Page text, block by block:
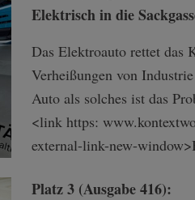
Elektrisch in die
Das Elektroauto rettet das
Verheißungen von
Auto als solches ist das
<link https:
external-link-n­ew-
Platz 3 (Ausgabe 416):